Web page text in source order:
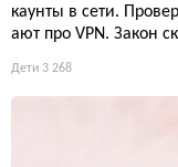
каунты в сети.
ают про VPN. Закон
Дети 3 268